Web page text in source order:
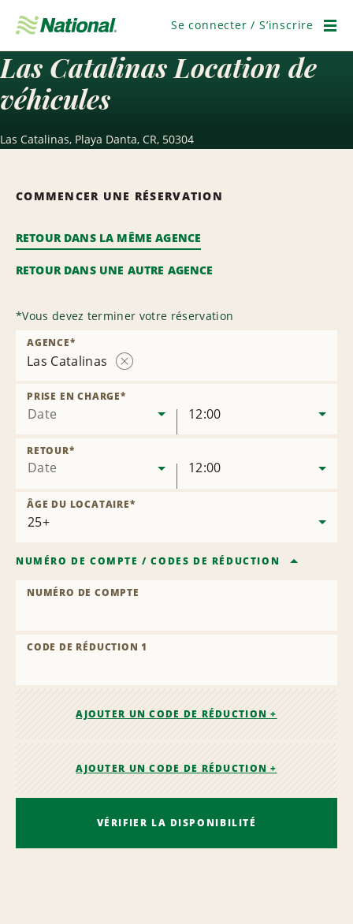
navigation
Se connecter / S’inscrire
Las Catalinas Location de
véhicules
Las Catalinas, Playa Danta, CR, 50304
COMMENCER UNE RÉSERVATION
RETOUR DANS LA MÊME AGENCE
RETOUR DANS UNE AUTRE AGENCE
*Vous devez terminer votre réservation
Las Catalinas
l’agence
AGENCE*
Date
PRISE EN CHARGE*
12:00
Date
RETOUR*
12:00
ÂGE DU LOCATAIRE*
NUMÉRO DE COMPTE /CODES DE RÉDUCTION
NUMÉRO DE COMPTE
CODE DE RÉDUCTION 1
AJOUTER UN CODE DE RÉDUCTION +
AJOUTER UN CODE DE RÉDUCTION +
VÉRIFIER LA DISPONIBILITÉ